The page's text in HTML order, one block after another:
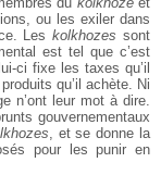
ou les exiler dans
Leskolkhozes sont
est tel que c’est
ci fixe les taxes qu’il
qu’il achète. Ni
n’ont leur mot à dire.
gouvernementaux
, et se donne la
pour les punir en